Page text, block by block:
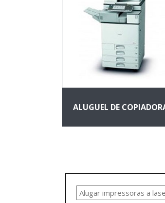
ALUGUEL DE
Alugar impressoras a